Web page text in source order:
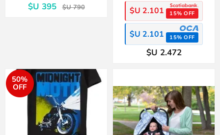
$U 395 $U 790 $U 2.101 15% OFF
$U 2.101 15% OFF
$U 2.472
50%
OFF